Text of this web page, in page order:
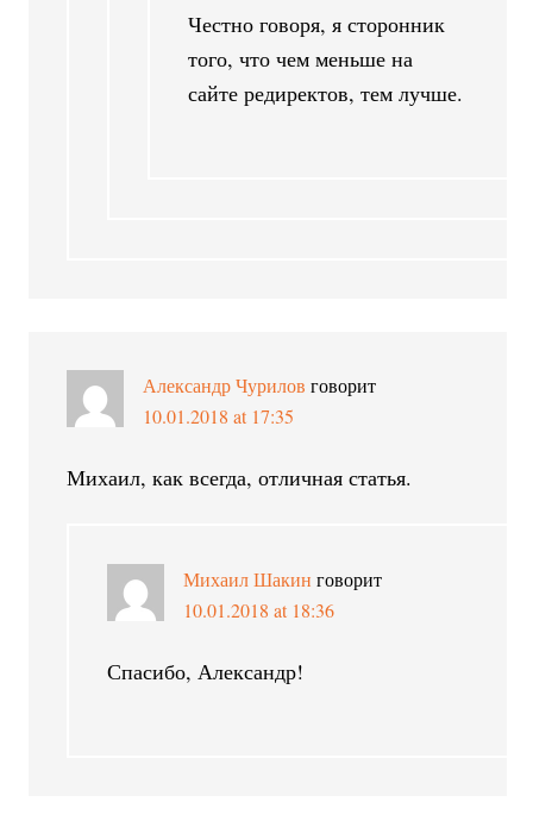
Честно говоря, я сторонник
того, что чем меньше на
сайте редиректов, тем лучше.
Александр Чурилов говорит
10.01.2018 at 17:35
Михаил, как всегда, отличная статья.
Михаил Шакин говорит
10.01.2018 at 18:36
Спасибо, Александр!